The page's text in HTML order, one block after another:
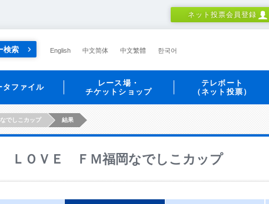
ネット投票会員登録
検索 English 中文简体 中文繁體 한국어
タファイル
レース場・
チケットショップ
テレボート
（ネット投票）
でしこカップ 結果
ＬＯＶＥ ＦＭ福岡なでしこカップ